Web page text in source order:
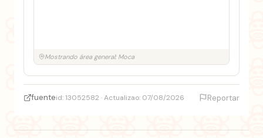
Mostrando área general: Moca
fuenteid: 13052582 · Actualizao: 07/08/2026 Reportar